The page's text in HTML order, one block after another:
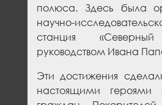
полюса. Здесь была
научно-
станция
руководством Ивана
Эти достижения
настоящими героями